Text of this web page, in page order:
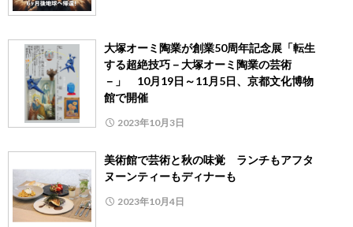
大塚オーミ陶業が創業50周年記念展「転生
する超絶技巧－大塚オーミ陶業の芸術
－」 10月19日～11月5日、京都文化博物
館で開催
2023年10月3日
美術館で芸術と秋の味覚 ランチもアフタ
ヌーンティーもディナーも
2023年10月4日